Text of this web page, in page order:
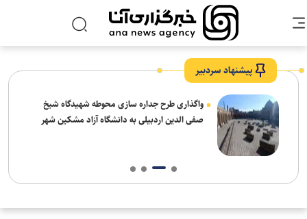
پیشنهاد سردبیر
واگذاری طرح جداره سازی محوطه شهیدگاه شیخ
صفی الدین اردبیلی به دانشگاه آزاد مشکین شهر